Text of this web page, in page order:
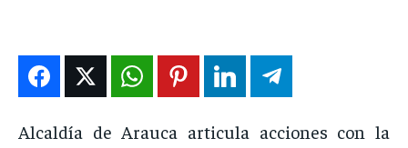
EN VIVO
NOSOTROS
EN VIVO
NOSOTROS
EN VIVO
NOSOTROS
EN VIVO
NOSOTROS
Alcaldía de Arauca articula acciones con la